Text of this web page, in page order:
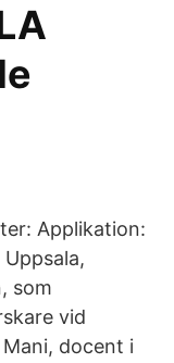
Applikation:
som
vid
docent i